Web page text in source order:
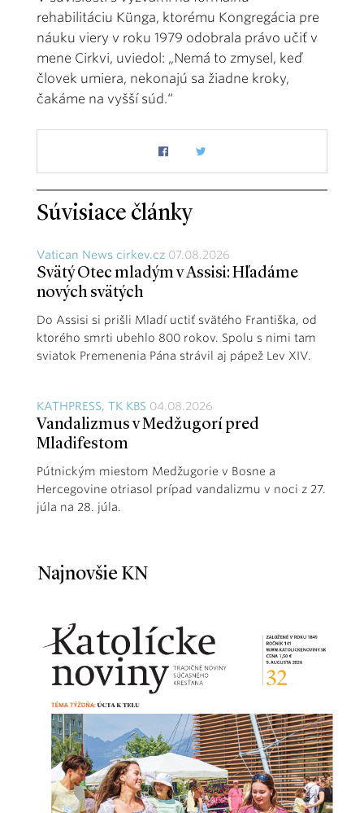
rehabilitáciu Künga, ktorému Kongregácia pre
náuku viery v roku 1979 odobrala právo učiť v
mene Cirkvi, uviedol: „Nemá to zmysel, keď
človek umiera, nekonajú sa žiadne kroky,
čakáme na vyšší súd.“
Súvisiace články
Vatican News cirkev.cz 07.08.2026
Svätý Otec mladým v Assisi: Hľadáme
nových svätých
Do Assisi si prišli Mladí uctiť svätého Františka, od
ktorého smrti ubehlo 800 rokov. Spolu s nimi tam
sviatok Premenenia Pána strávil aj pápež Lev XIV.
KATHPRESS, TK KBS 04.08.2026
Vandalizmus v Medžugorí pred
Mladifestom
Pútnickým miestom Medžugorie v Bosne a
Hercegovine otriasol prípad vandalizmu v noci z 27.
júla na 28. júla.
Najnovšie KN